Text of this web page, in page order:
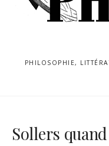
PHILOSOPHIE,
Sollers